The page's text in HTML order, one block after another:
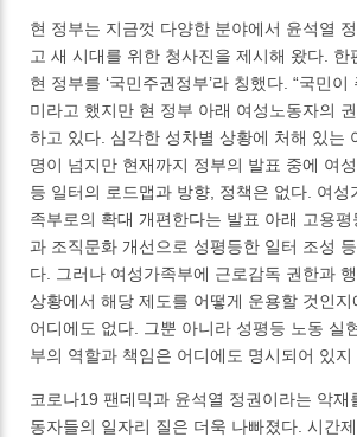
현 정부는 지금껏 다양한 분야에서 윤석열
고 새 시대를 위한 청사진을 제시해 왔다. 한
현 정부를 ‘국민주권정부’라 칭했다. “국민이
미라고 했지만 현 정부 아래 여성노동자의
하고 있다. 심각한 성차별 상황에 처해 있는
명이 넘지만 현재까지 정부의 발표 중에 여
등 일터의 로드맵과 방향, 정책은 없다. 여성
족부로의 확대 개편한다는 발표 아래 고용
과 조직문화 개선으로 성평등한 일터 조성
다. 그러나 여성가족부에 근로감독 권한과
상황에서 해당 제도를 어떻게 운용할 것인지
어디에도 없다. 그뿐 아니라 성평등 노동 실
부의 역할과 책임은 어디에도 명시되어 있지
코로나19 팬데믹과 윤석열 정권이라는 악재
동자들의 일자리 질은 더욱 나빠졌다. 시간